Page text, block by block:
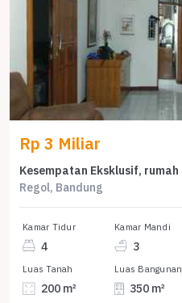
Rp 3 Miliar
Regol, Bandung
Kamar Tidur
4
Kamar Mandi
3
Luas Tanah
200 m²
Luas Bangunan
350 m²